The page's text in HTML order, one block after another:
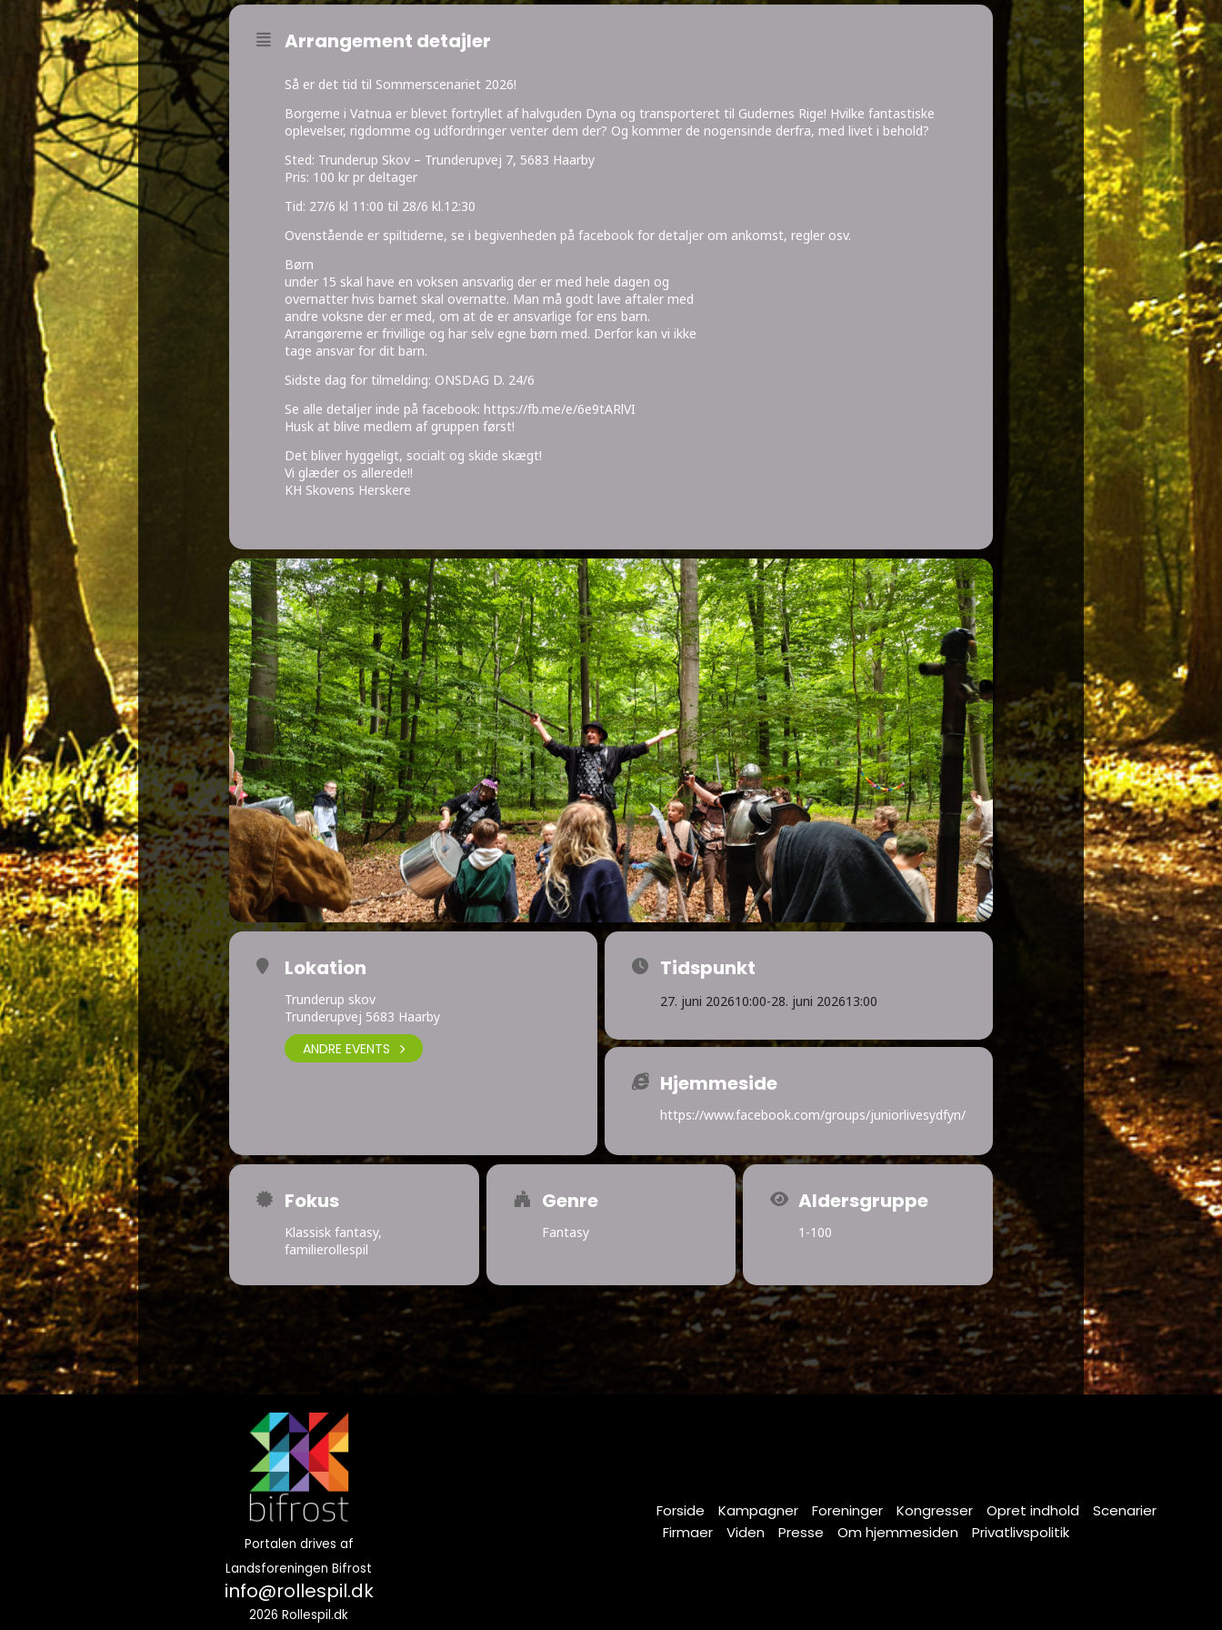
Arrangement detajler
Så er det tid til Sommerscenariet 2026!
Borgerne i Vatnua er blevet fortryllet af halvguden Dyna og transporteret til Gudernes Rige! Hvilke fantastiske
oplevelser, rigdomme og udfordringer venter dem der? Og kommer de nogensinde derfra, med livet i behold?
Sted: Trunderup Skov – Trunderupvej 7, 5683 Haarby
Pris: 100 kr pr deltager
Tid: 27/6 kl 11:00 til 28/6 kl.12:30
Ovenstående er spiltiderne, se i begivenheden på facebook for detaljer om ankomst, regler osv.
Børn
under 15 skal have en voksen ansvarlig der er med hele dagen og
overnatter hvis barnet skal overnatte. Man må godt lave aftaler med
andre voksne der er med, om at de er ansvarlige for ens barn.
Arrangørerne er frivillige og har selv egne børn med. Derfor kan vi ikke
tage ansvar for dit barn.
Sidste dag for tilmelding: ONSDAG D. 24/6
Se alle detaljer inde på facebook: https://fb.me/e/6e9tARlVI
Husk at blive medlem af gruppen først!
Det bliver hyggeligt, socialt og skide skægt!
Vi glæder os allerede!!
KH Skovens Herskere
Lokation
Trunderup skov
Trunderupvej 5683 Haarby
ANDRE EVENTS
Tidspunkt
27. juni 202610:00-28. juni 202613:00
Hjemmeside
https://www.facebook.com/groups/juniorlivesydfyn/
Fokus
Klassisk fantasy,
familierollespil
Genre
Fantasy
Aldersgruppe
1-100
Portalen drives af
Landsforeningen Bifrost
info@rollespil.dk
2026 Rollespil.dk
Forside Kampagner Foreninger Kongresser Opret indhold
Scenarier
Firmaer
Viden Presse Om hjemmesiden Privatlivspolitik